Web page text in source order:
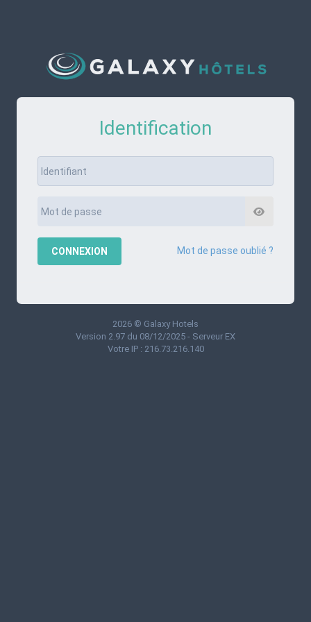
Identification
CONNEXION Mot de passe oublié ?
2026 © Galaxy Hotels
Version 2.97 du 08/12/2025 - Serveur EX
Votre IP : 216.73.216.140